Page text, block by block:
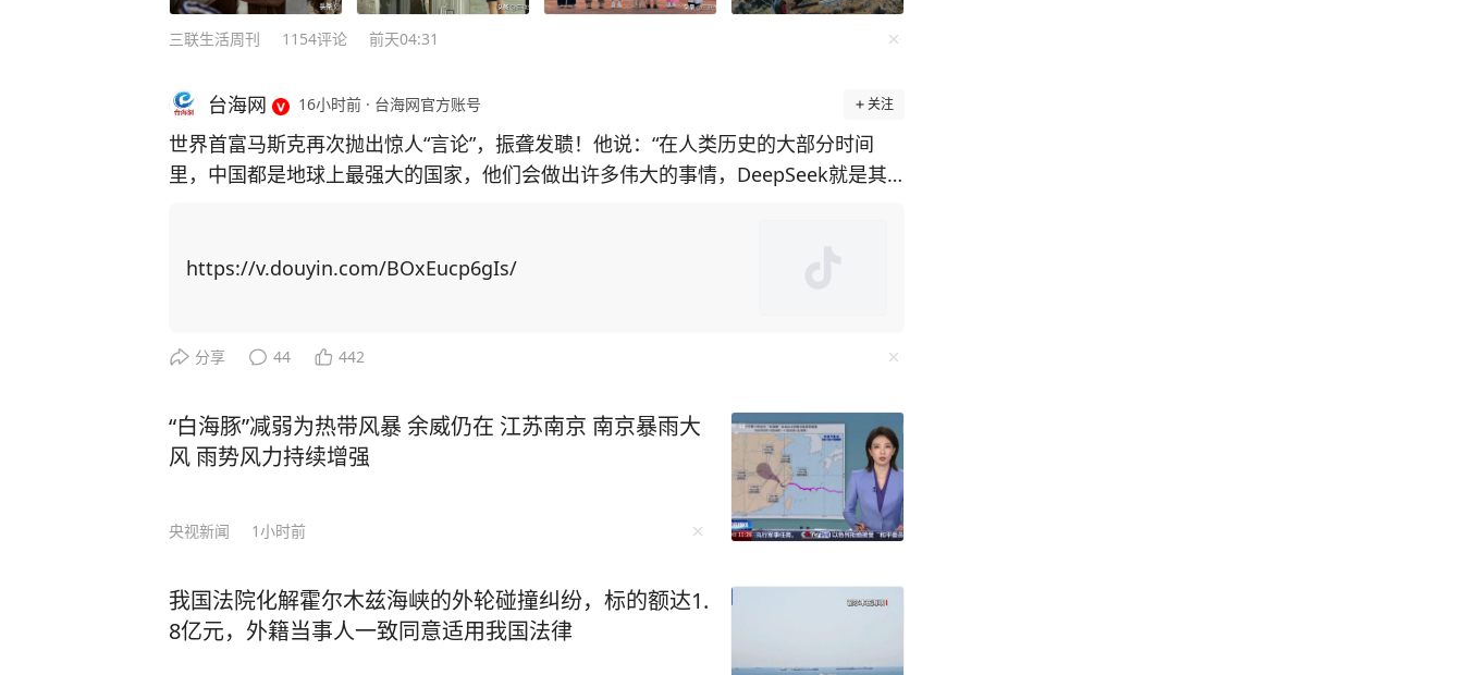
三联生活周刊 1154评论 前天04:31
台海网 16小时前 · 台海网官方账号 关注
世界首富马斯克再次抛出惊人“言论”，振聋发聩！他说：“在人类历史的大部分时间
里，中国都是地球上最强大的国家，他们会做出许多伟大的事情，DeepSeek就是其
这位科技界的领航者的每一个举动都备受瞩目。 他直言不讳地表达了自己对中国科技
凡的突破。”尤为引人注目的是，马斯克将DeepSeek的崛起置于了一个更为深远的历
识，他同时也对AI的安全性表示了深切的担忧。 AI对人类的影响有80%的可能是好
的，但也有20%导致人类面临灭绝的风险。他强调，AI的发展要么极大地提升人类文
实的发生在我们身边。清华大学刘嘉教授公开宣称：AI会取代95%的教师！ 人工智能
AI正在疯狂地向社会各个行业渗透，连公务员、医生、教师、审计等饭碗不保。以前
宇树科技老板王兴兴，接受采访时曾表示：未来整个社会将有可能由机器人来承担工
作，普通人将不再需要上班。 当然，在 AI 迅猛发展的背后，一个严峻的问题逐渐浮
出水面 —— 人才短缺。据相关数据显示，中国 AI 人才缺口高达 500 万。 这是一个
https://v.douyin.com/BOxEucp6gIs/
分享 44 442
“白海豚”减弱为热带风暴 余威仍在 江苏南京 南京暴雨大
风 雨势风力持续增强
央视新闻 1小时前
我国法院化解霍尔木兹海峡的外轮碰撞纠纷，标的额达1.
8亿元，外籍当事人一致同意适用我国法律